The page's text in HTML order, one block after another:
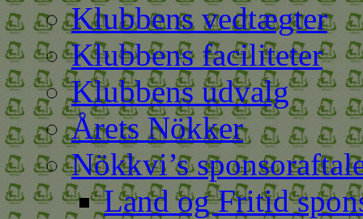
Klubbens vedtægter
Klubbens faciliteter
Klubbens udvalg
Årets Nökker
Nökkvi’s
Land og Fritid